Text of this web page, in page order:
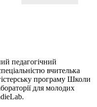
педагогічний
вчителька
програму Школи
для молодих